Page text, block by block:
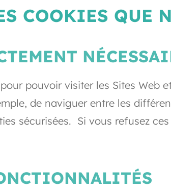
COOKIES QUE
pouvoir visiter les Sites Web
de naviguer entre les
sécurisées. Si vous refusez